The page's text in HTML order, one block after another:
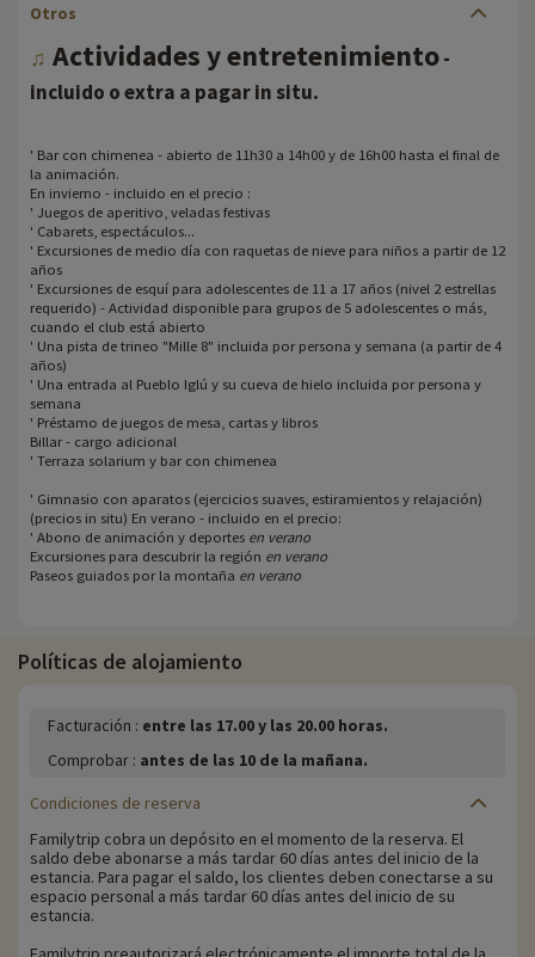
Otros
♫ Actividades y entretenimiento-
incluido o extra a pagar in situ.
' Bar con chimenea - abierto de 11h30 a 14h00 y de 16h00 hasta el final de
la animación.
En invierno - incluido en el precio :
' Juegos de aperitivo, veladas festivas
' Cabarets, espectáculos...
' Excursiones de medio día con raquetas de nieve para niños a partir de 12
años
' Excursiones de esquí para adolescentes de 11 a 17 años (nivel 2 estrellas
requerido) - Actividad disponible para grupos de 5 adolescentes o más,
cuando el club está abierto
' Una pista de trineo "Mille 8" incluida por persona y semana (a partir de 4
años)
' Una entrada al Pueblo Iglú y su cueva de hielo incluida por persona y
semana
' Préstamo de juegos de mesa, cartas y libros
Billar - cargo adicional
' Terraza solarium y bar con chimenea
' Gimnasio con aparatos (ejercicios suaves, estiramientos y relajación)
(precios in situ) En verano - incluido en el precio:
' Abono de animación y deportes en verano
Excursiones para descubrir la región en verano
Paseos guiados por la montaña en verano
Políticas de alojamiento
Facturación : entre las 17.00 y las 20.00 horas.
Comprobar : antes de las 10 de la mañana.
Condiciones de reserva
Familytrip cobra un depósito en el momento de la reserva. El
saldo debe abonarse a más tardar 60 días antes del inicio de la
estancia. Para pagar el saldo, los clientes deben conectarse a su
espacio personal a más tardar 60 días antes del inicio de su
estancia.